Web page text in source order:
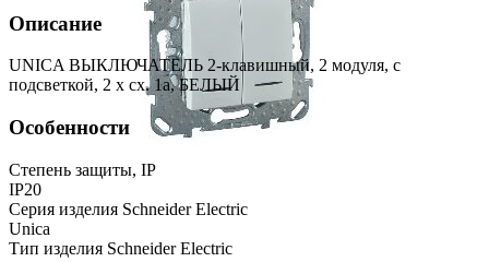
Описание
UNICA ВЫКЛЮЧАТЕЛЬ 2-клавишный, 2 модуля, с
подсветкой, 2 х сх. 1а, БЕЛЫЙ
Особенности
Степень защиты, IP
IP20
Серия изделия Schneider Electric
Unica
Тип изделия Schneider Electric